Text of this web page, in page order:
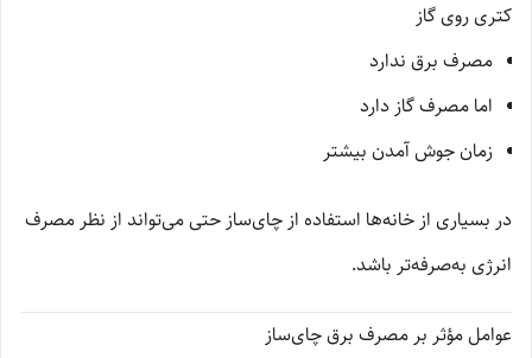
کتری روی گاز
مصرف برق ندارد
اما مصرف گاز دارد
زمان جوش آمدن بیشتر
در بسیاری از خانه‌ها استفاده از چای‌ساز حتی می‌تواند از نظر مصرف
انرژی به‌صرفه‌تر باشد.
عوامل مؤثر بر مصرف برق چای‌ساز